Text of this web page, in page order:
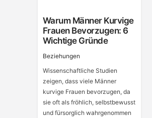
Warum Männer Kurvige
Frauen Bevorzugen: 6
Wichtige Gründe
Beziehungen
Wissenschaftliche Studien
zeigen, dass viele Männer
kurvige Frauen bevorzugen, da
sie oft als fröhlich, selbstbewusst
und fürsorglich wahrgenommen